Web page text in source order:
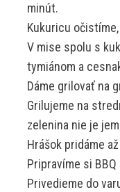
minút.
Kukuricu
V mise spolu s
tymiánom a
Dáme grilovať na
Grilujeme na
zelenina nie je
Hrášok pridáme
Pripravíme si
Privedieme do